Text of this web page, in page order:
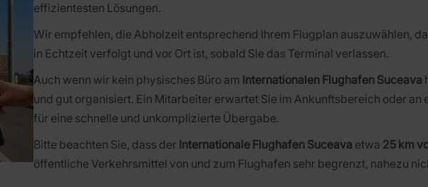
effizientesten Lösungen.
Wir empfehlen, die Abholzeit entsprechend Ihrem Flugplan auszuwählen,
in Echtzeit verfolgt und vor Ort ist, sobald Sie das Terminal verlassen.
Auch wenn wir kein physisches Büro am Internationalen Flughafen Suceava
und gut organisiert. Ein Mitarbeiter erwartet Sie im Ankunftsbereich oder
für eine schnelle und unkomplizierte Übergabe.
Bitte beachten Sie, dass der Internationale Flughafen Suceava etwa 25 km
öffentliche Verkehrsmittel von und zum Flughafen sehr begrenzt, nahezu